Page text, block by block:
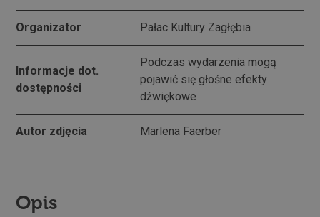
Organizator Pałac Kultury Zagłębia
Informacje dot.
dostępności
Podczas wydarzenia mogą
pojawić się głośne efekty
dźwiękowe
Autor zdjęcia Marlena Faerber
Opis